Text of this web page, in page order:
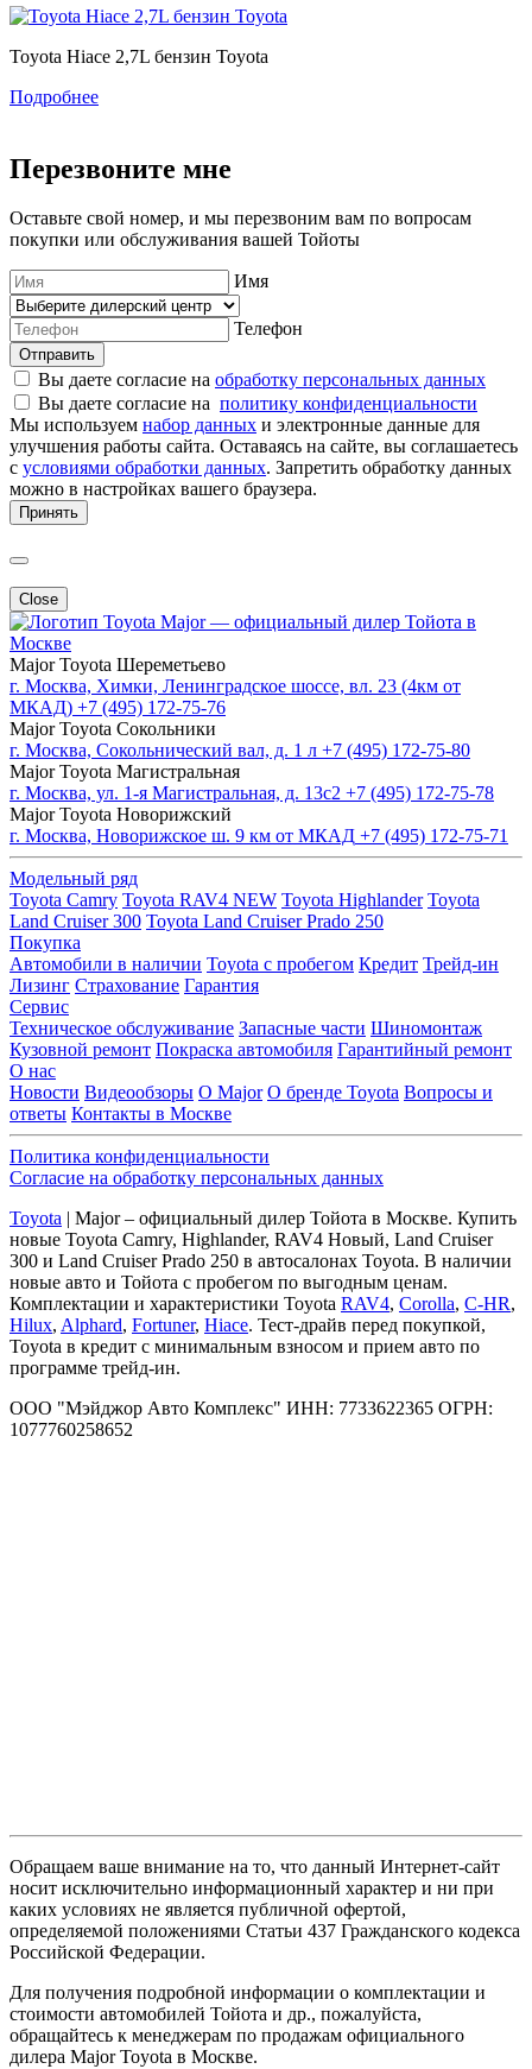
Toyota Hiace 2,7L бензин Toyota
Подробнее
Перезвоните мне
Оставьте свой номер, и мы перезвоним вам по вопросам
покупки или обслуживания вашей Тойоты
Имя
Телефон
Отправить
Вы даете согласие на обработку персональных данных
Вы даете согласие на политику конфиденциальности
Мы используем набор данных и электронные данные для
улучшения работы сайта. Оставаясь на сайте, вы соглашаетесь
с условиями обработки данных. Запретить обработку данных
можно в настройках вашего браузера.
Принять
Close
Major — официальный дилер Тойота в
Москве
Major Toyota Шереметьево
г. Москва, Химки, Ленинградское шоссе, вл. 23 (4км от
МКАД) +7 (495) 172-75-76
Major Toyota Сокольники
г. Москва, Сокольнический вал, д. 1 л +7 (495) 172-75-80
Major Toyota Магистральная
г. Москва, ул. 1-я Магистральная, д. 13с2 +7 (495) 172-75-78
Major Toyota Новорижский
г. Москва, Новорижское ш. 9 км от МКАД +7 (495) 172-75-71
Модельный ряд
Toyota Camry Toyota RAV4 NEW Toyota Highlander Toyota
Land Cruiser 300 Toyota Land Cruiser Prado 250
Покупка
Автомобили в наличии Toyota с пробегом Кредит Трейд-ин
Лизинг Страхование Гарантия
Сервис
Техническое обслуживание Запасные части Шиномонтаж
Кузовной ремонт Покраска автомобиля Гарантийный ремонт
О нас
Новости Видеообзоры О Major О бренде Toyota Вопросы и
ответы Контакты в Москве
Политика конфиденциальности
Согласие на обработку персональных данных
Toyota | Major – официальный дилер Тойота в Москве. Купить
новые Toyota Camry, Highlander, RAV4 Новый, Land Cruiser
300 и Land Cruiser Prado 250 в автосалонах Toyota. В наличии
новые авто и Тойота с пробегом по выгодным ценам.
Комплектации и характеристики Toyota RAV4, Corolla, C-HR,
Hilux, Alphard, Fortuner, Hiace. Тест-драйв перед покупкой,
Toyota в кредит с минимальным взносом и прием авто по
программе трейд-ин.
ООО "Мэйджор Авто Комплекс" ИНН: 7733622365 ОГРН:
1077760258652
Обращаем ваше внимание на то, что данный Интернет-сайт
носит исключительно информационный характер и ни при
каких условиях не является публичной офертой,
определяемой положениями Статьи 437 Гражданского кодекса
Российской Федерации.
Для получения подробной информации о комплектации и
стоимости автомобилей Тойота и др., пожалуйста,
обращайтесь к менеджерам по продажам официального
дилера Major Toyota в Москве.